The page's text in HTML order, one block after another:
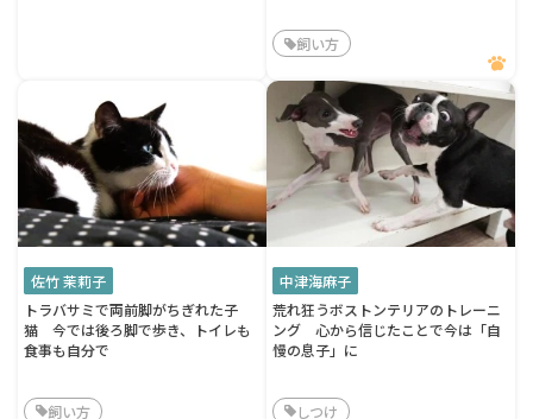
飼い方
佐竹 茉莉子
トラバサミで両前脚がちぎれた子
猫 今では後ろ脚で歩き、トイレも
食事も自分で
飼い方
中津海麻子
荒れ狂うボストンテリアのトレーニ
ング 心から信じたことで今は「自
慢の息子」に
しつけ